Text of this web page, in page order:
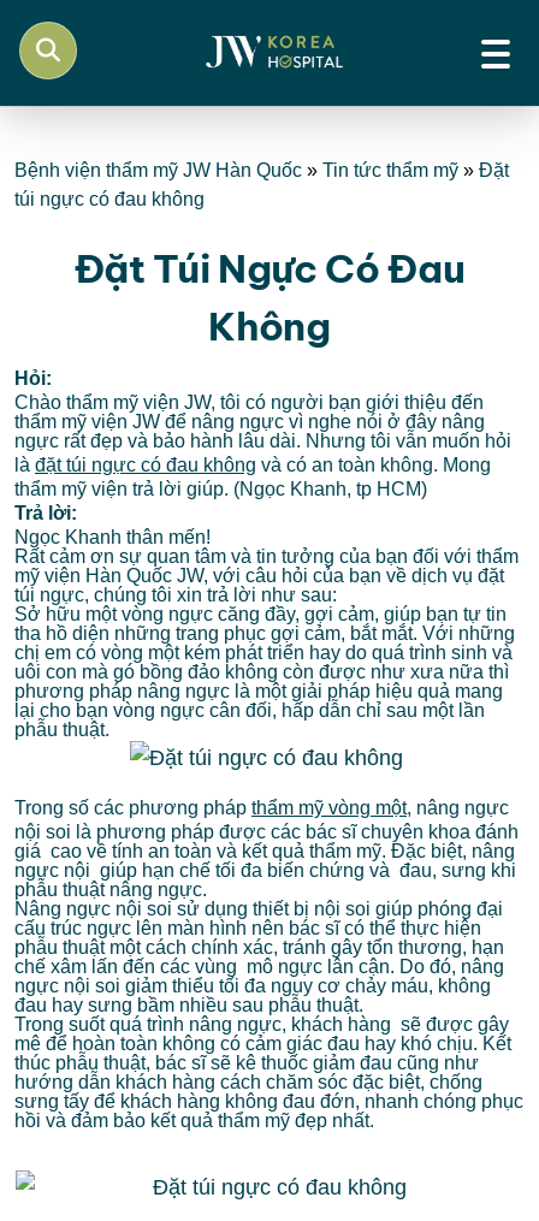
Bệnh viện thẩm mỹ JW Hàn Quốc » Tin tức thẩm mỹ » Đặt
túi ngực có đau không
Đặt Túi Ngực Có Đau
Không
Hỏi:
Chào thẩm mỹ viện JW, tôi có người bạn giới thiệu đến
thẩm mỹ viện JW để nâng ngực vì nghe nói ở đây nâng
ngực rất đẹp và bảo hành lâu dài. Nhưng tôi vẫn muốn hỏi
là đặt túi ngực có đau không và có an toàn không. Mong
thẩm mỹ viện trả lời giúp. (Ngọc Khanh, tp HCM)
Trả lời:
Ngọc Khanh thân mến!
Rất cảm ơn sự quan tâm và tin tưởng của bạn đối với thẩm
mỹ viện Hàn Quốc JW, với câu hỏi của bạn về dịch vụ đặt
túi ngực, chúng tôi xin trả lời như sau:
Sở hữu một vòng ngực căng đầy, gợi cảm, giúp bạn tự tin
tha hồ diện những trang phục gợi cảm, bắt mắt. Với những
chị em có vòng một kém phát triển hay do quá trình sinh và
uôi con mà gó bồng đảo không còn được như xưa nữa thì
phương pháp nâng ngực là một giải pháp hiệu quả mang
lại cho bạn vòng ngực cân đối, hấp dẫn chỉ sau một lần
phẫu thuật.
Trong số các phương pháp thẩm mỹ vòng một, nâng ngực
nội soi là phương pháp được các bác sĩ chuyên khoa đánh
giá cao về tính an toàn và kết quả thẩm mỹ. Đặc biệt, nâng
ngực nội giúp hạn chế tối đa biến chứng và đau, sưng khi
phẫu thuật nâng ngực.
Nâng ngực nội soi sử dụng thiết bị nội soi giúp phóng đại
cấu trúc ngực lên màn hình nên bác sĩ có thể thực hiện
phẫu thuật một cách chính xác, tránh gây tổn thương, hạn
chế xâm lấn đến các vùng mô ngực lân cận. Do đó, nâng
ngực nội soi giảm thiểu tối đa nguy cơ chảy máu, không
đau hay sưng bầm nhiều sau phẫu thuật.
Trong suốt quá trình nâng ngực, khách hàng sẽ được gây
mê để hoàn toàn không có cảm giác đau hay khó chịu. Kết
thúc phẫu thuật, bác sĩ sẽ kê thuốc giảm đau cũng như
hướng dẫn khách hàng cách chăm sóc đặc biệt, chống
sưng tấy để khách hàng không đau đớn, nhanh chóng phục
hồi và đảm bảo kết quả thẩm mỹ đẹp nhất.